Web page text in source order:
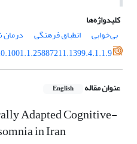
کلیدواژه‌ها
بی‌خوابی
انطباق فرهنگی درمان
عنوان مقاله English
Adapted Cognitive-
in Iran